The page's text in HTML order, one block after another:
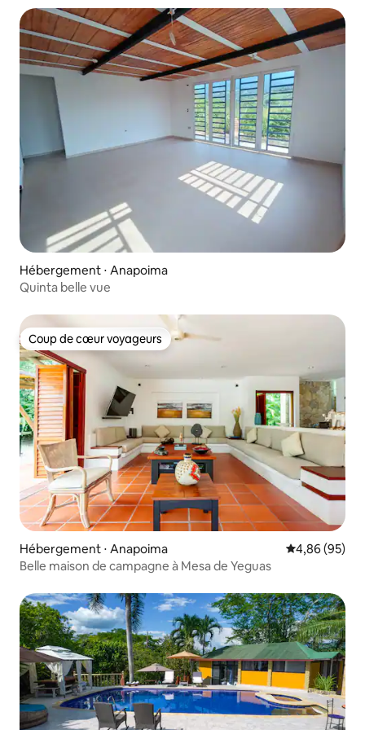
Hébergement ⋅ Anapoima
Quinta belle vue
Coup de cœur voyageurs
Coup de cœur voyageurs
Hébergement ⋅ Anapoima Évaluation
4,86 (95)
Belle maison de campagne à Mesa de Yeguas